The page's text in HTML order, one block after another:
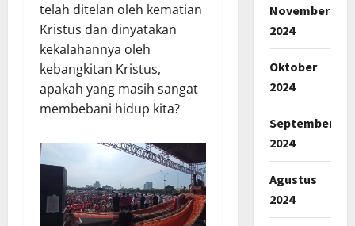
telah ditelan oleh kematian
Kristus dan dinyatakan
kekalahannya oleh
kebangkitan Kristus,
apakah yang masih sangat
membebani hidup kita?
November
2024
Oktober
2024
September
2024
Agustus
2024